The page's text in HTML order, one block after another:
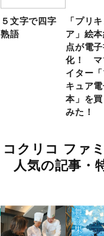
５文字で四字
熟語
「プリ
ア」絵
点が電
化！ マ
イター
キュア
本」を
みた！
コクリコ ファ
人気の記事・